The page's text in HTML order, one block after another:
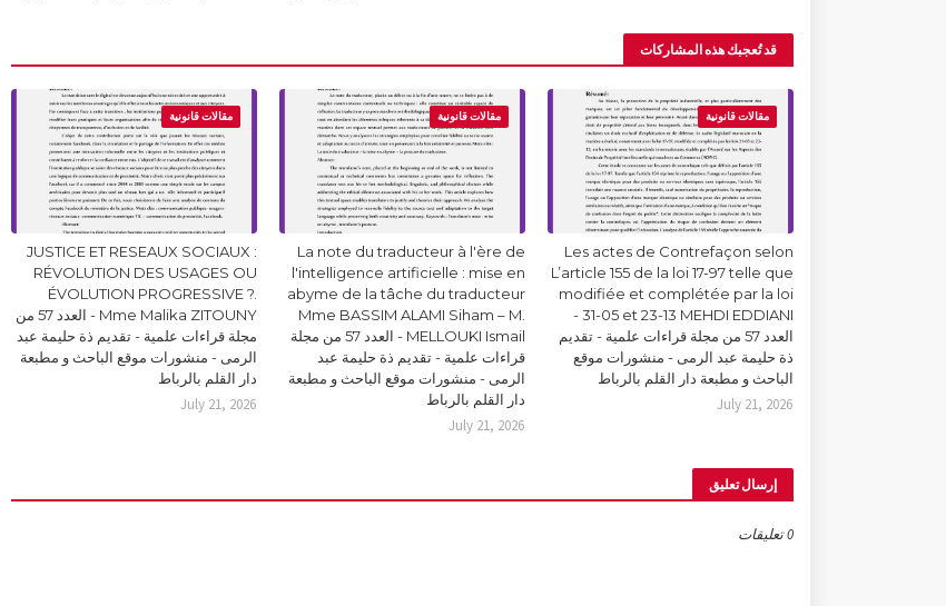
قد تُعجبك هذه المشاركات
مقالات قانونية
Les actes de Contrefaçon selon
L’article 155 de la loi 17-97 telle que
modifiée et complétée par la loi
31-05 et 23-13 MEHDI EDDIANI -
العدد 57 من مجلة قراءات علمية - تقديم
ذة حليمة عبد الرمى - منشورات موقع
الباحث و مطبعة دار القلم بالرباط
July 21, 2026
مقالات قانونية
La note du traducteur à l'ère de
l'intelligence artificielle : mise en
abyme de la tâche du traducteur
Mme BASSIM ALAMI Siham – M.
MELLOUKI Ismail - العدد 57 من مجلة
قراءات علمية - تقديم ذة حليمة عبد
الرمى - منشورات موقع الباحث و مطبعة
دار القلم بالرباط
July 21, 2026
مقالات قانونية
JUSTICE ET RESEAUX SOCIAUX :
RÉVOLUTION DES USAGES OU
ÉVOLUTION PROGRESSIVE ?.
Mme Malika ZITOUNY - العدد 57 من
مجلة قراءات علمية - تقديم ذة حليمة عبد
الرمى - منشورات موقع الباحث و مطبعة
دار القلم بالرباط
July 21, 2026
إرسال تعليق
0 تعليقات